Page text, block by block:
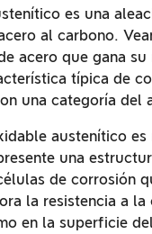
es una
al carbono.
acero que gana
típica de
una categoría del
austenítico
una
de corrosión
la resistencia a
en la superficie